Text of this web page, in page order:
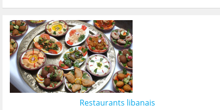
Restaurants libanais